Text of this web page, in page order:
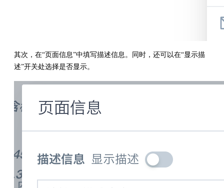
其次，在“页面信息”中填写描述信息。同时，还可以在“显示描
述”开关处选择是否显示。